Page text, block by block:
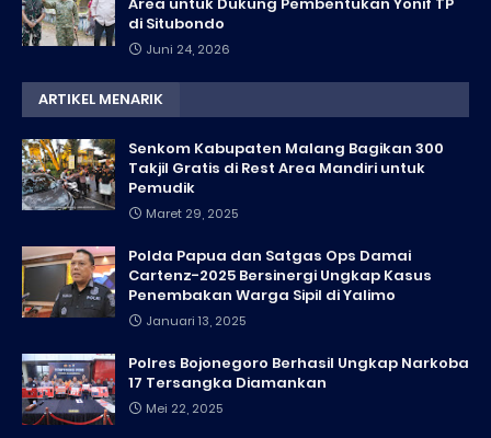
di Situbondo
Juni 24, 2026
ARTIKEL MENARIK
Senkom Kabupaten Malang Bagikan 300
Takjil Gratis di Rest Area Mandiri untuk
Pemudik
Maret 29, 2025
Polda Papua dan Satgas Ops Damai
Cartenz-2025 Bersinergi Ungkap Kasus
Penembakan Warga Sipil di Yalimo
Januari 13, 2025
Polres Bojonegoro Berhasil Ungkap Narkoba
17 Tersangka Diamankan
Mei 22, 2025